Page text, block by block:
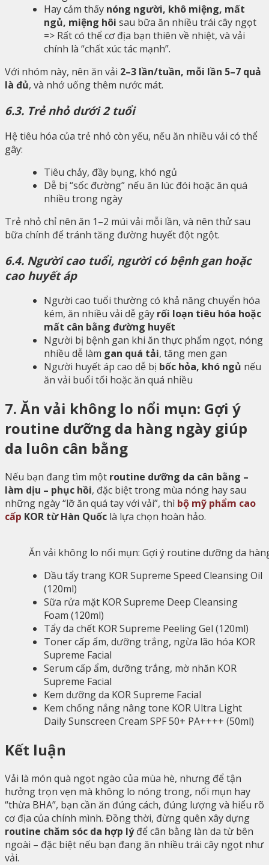
Hay cảm thấy nóng người, khô miệng, mất
ngủ, miệng hôi sau bữa ăn nhiều trái cây ngọt
=> Rất có thể cơ địa bạn thiên về nhiệt, và vải
chính là “chất xúc tác mạnh”.
Với nhóm này, nên ăn vải 2–3 lần/tuần, mỗi lần 5–7 quả
là đủ, và nhớ uống thêm nước mát.
6.3. Trẻ nhỏ dưới 2 tuổi
Hệ tiêu hóa của trẻ nhỏ còn yếu, nếu ăn nhiều vải có thể
gây:
Tiêu chảy, đầy bụng, khó ngủ
Dễ bị “sốc đường” nếu ăn lúc đói hoặc ăn quá
nhiều trong ngày
Trẻ nhỏ chỉ nên ăn 1–2 múi vải mỗi lần, và nên thử sau
bữa chính để tránh tăng đường huyết đột ngột.
6.4. Người cao tuổi, người có bệnh gan hoặc
cao huyết áp
Người cao tuổi thường có khả năng chuyển hóa
kém, ăn nhiều vải dễ gây rối loạn tiêu hóa hoặc
mất cân bằng đường huyết
Người bị bệnh gan khi ăn thực phẩm ngọt, nóng
nhiều dễ làm gan quá tải, tăng men gan
Người huyết áp cao dễ bị bốc hỏa, khó ngủ nếu
ăn vải buổi tối hoặc ăn quá nhiều
7. Ăn vải không lo nổi mụn: Gợi ý
routine dưỡng da hàng ngày giúp
da luôn cân bằng
Nếu bạn đang tìm một routine dưỡng da cân bằng –
làm dịu – phục hồi, đặc biệt trong mùa nóng hay sau
những ngày “lỡ ăn quá tay với vải”, thì bộ mỹ phẩm cao
cấp KOR từ Hàn Quốc là lựa chọn hoàn hảo.
Ăn vải không lo nổi mụn: Gợi ý routine dưỡng da
Dầu tẩy trang KOR Supreme Speed Cleansing Oil
(120ml)
Sữa rửa mặt KOR Supreme Deep Cleansing
Foam (120ml)
Tẩy da chết KOR Supreme Peeling Gel (120ml)
Toner cấp ẩm, dưỡng trắng, ngừa lão hóa KOR
Supreme Facial
Serum cấp ẩm, dưỡng trắng, mờ nhăn KOR
Supreme Facial
Kem dưỡng da KOR Supreme Facial
Kem chống nắng nâng tone KOR Ultra Light
Daily Sunscreen Cream SPF 50+ PA++++ (50ml)
Kết luận
Vải là món quà ngọt ngào của mùa hè, nhưng để tận
hưởng trọn vẹn mà không lo nóng trong, nổi mụn hay
“thừa BHA”, bạn cần ăn đúng cách, đúng lượng và hiểu rõ
cơ địa của chính mình. Đồng thời, đừng quên xây dựng
routine chăm sóc da hợp lýđể cân bằng làn da từ bên
ngoài – đặc biệt nếu bạn đang ăn nhiều trái cây ngọt như
vải.